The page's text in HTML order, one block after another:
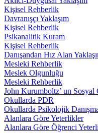
Kişisel Rehberlik
Davranışçı Yaklaşım
Kişisel Rehberlik
Psikanalitik Kuram
Kişisel Rehberlik
Danışandan Hız Alan
Mesleki Rehberlik
Meslek Olgunluğu
Mesleki Rehberlik
John Kurumboltz’ un Sosyal
Okullarda PDR
Okullarda Psikolojik
Alanlara Göre Yeterlikler
Alanlara Göre Öğrenci